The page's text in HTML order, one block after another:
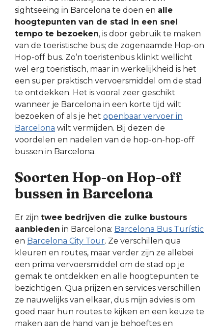
sightseeing in Barcelona te doen en alle
hoogtepunten van de stad in een snel
tempo te bezoeken, is door gebruik te maken
van de toeristische bus; de zogenaamde Hop-on
Hop-off bus. Zo’n toeristenbus klinkt wellicht
wel erg toeristisch, maar in werkelijkheid is het
een super praktisch vervoersmiddel om de stad
te ontdekken. Het is vooral zeer geschikt
wanneer je Barcelona in een korte tijd wilt
bezoeken of als je het openbaar vervoer in
Barcelona wilt vermijden. Bij dezen de
voordelen en nadelen van de hop-on-hop-off
bussen in Barcelona.
Soorten Hop-on Hop-off
bussen in Barcelona
Er zijn twee bedrijven die zulke bustours
aanbieden in Barcelona: Barcelona Bus Turístic
en Barcelona City Tour. Ze verschillen qua
kleuren en routes, maar verder zijn ze allebei
een prima vervoersmiddel om de stad op je
gemak te ontdekken en alle hoogtepunten te
bezichtigen. Qua prijzen en services verschillen
ze nauwelijks van elkaar, dus mijn advies is om
goed naar hun routes te kijken en een keuze te
maken aan de hand van je behoeftes en